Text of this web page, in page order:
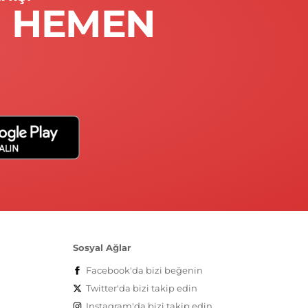
HEMEN
Sosyal Ağlar
Facebook'da bizi beğenin
Twitter'da bizi takip edin